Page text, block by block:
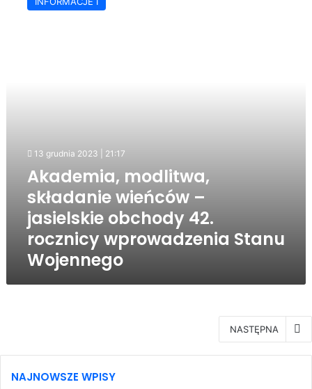
składanie
13 grudnia 2023 | 21:17
Akademia, modlitwa,
składanie wieńców –
jasielskie obchody 42.
rocznicy wprowadzenia Stanu
Wojennego
NASTĘPNA
NAJNOWSZE WPISY